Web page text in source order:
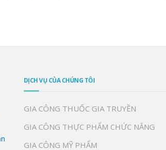
DỊCH VỤ CỦA CHÚNG TÔI
GIA CÔNG THUỐC GIA TRUYỀN
GIA CÔNG THỰC PHẨM CHỨC NĂNG
GIA CÔNG MỸ PHẨM